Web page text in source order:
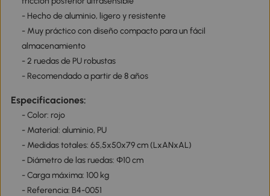
- Hecho de aluminio, ligero y resistente
- Muy práctico con diseño compacto para un fácil
almacenamiento
- 2 ruedas de PU robustas
- Recomendado a partir de 8 años
Especificaciones:
- Color: rojo
- Material: aluminio, PU
- Medidas totales: 65,5x50x79 cm (LxANxAL)
- Diámetro de las ruedas: Ф10 cm
- Carga máxima: 100 kg
- Referencia: B4-0051